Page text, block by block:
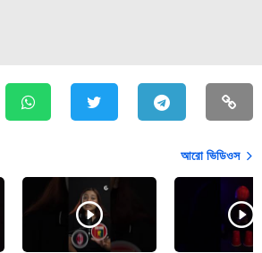
আরো ভিডিওস